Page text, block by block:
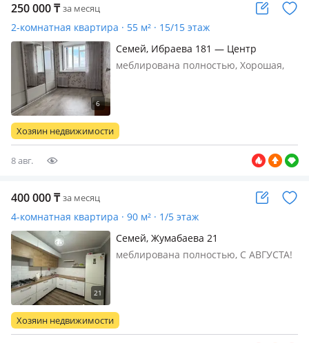
250 000₸ за месяц
2-комнатная квартира · 55 м² · 15/15 этаж
Семей, Ибраева 181 — Центр
меблирована полностью, Хорошая,
академии, диагностики
Хозяин недвижимости
8 авг.
400 000₸ за месяц
4-комнатная квартира · 90 м² · 1/5 этаж
Семей, Жумабаева 21
меблирована полностью, С АВГУСТА!
находится на первом этаже, зимой
здесь очень тепло, а летом –
Хозяин недвижимости